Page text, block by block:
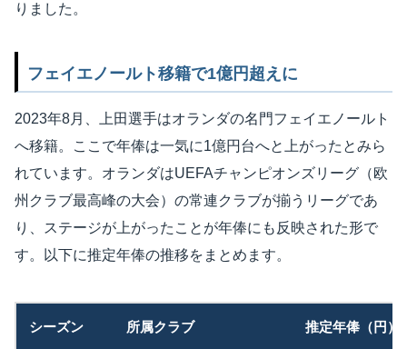
りました。
フェイエノールト移籍で1億円超えに
2023年8月、上田選手はオランダの名門フェイエノールト
へ移籍。ここで年俸は一気に1億円台へと上がったとみら
れています。オランダはUEFAチャンピオンズリーグ（欧
州クラブ最高峰の大会）の常連クラブが揃うリーグであ
り、ステージが上がったことが年俸にも反映された形で
す。以下に推定年俸の推移をまとめます。
シーズン 所属クラブ 推定年俸（円）